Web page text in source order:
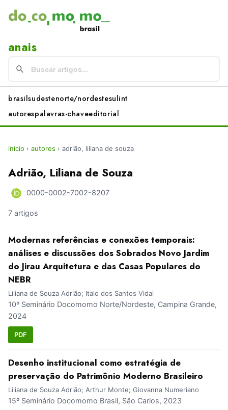
anais
brasilsudestenorte/nordestesulint
autorespalavras-chaveeditorial
início › autores › adrião, liliana de souza
Adrião, Liliana de Souza
0000-0002-7002-8207
7 artigos
Modernas referências e conexões temporais:
análises e discussões dos Sobrados Novo Jardim
do Jirau Arquitetura e das Casas Populares do
NEBR
Liliana de Souza Adrião; Italo dos Santos Vidal
10º Seminário Docomomo Norte/Nordeste, Campina Grande,
2024
PDF
Desenho institucional como estratégia de
preservação do Patrimônio Moderno Brasileiro
Liliana de Souza Adrião; Arthur Monte; Giovanna Numeriano
15º Seminário Docomomo Brasil, São Carlos, 2023